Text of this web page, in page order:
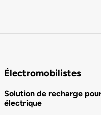
Électromobilistes
Solution de recharge
électrique